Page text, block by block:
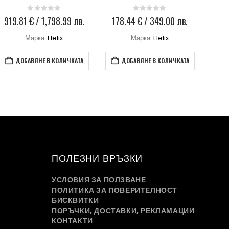
0 out of 5
178.44€/ 349.00 лв.
Марка:Helix
ДОБАВЯНЕ В КОЛИЧКАТА
0out of 5
479.99€/ 938.78 лв.
Марка:Hertz
ДОБАВЯНЕ В КОЛИЧКАТА
ПОЛЕЗНИ ВРЪЗКИ
УСЛОВИЯ ЗА ПОЛЗВАНЕ
ПОЛИТИКА ЗА ПОВЕРИТЕЛНОСТ
БИСКВИТКИ
ПОРЪЧКИ, ДОСТАВКИ, РЕКЛАМАЦИИ
КОНТАКТИ